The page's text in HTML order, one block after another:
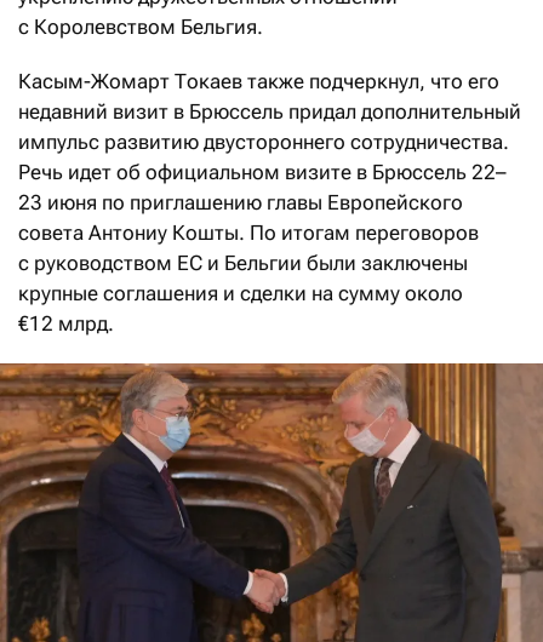
с Королевством Бельгия.
Касым-Жомарт Токаев также подчеркнул, что его
недавний визит в Брюссель придал дополнительный
импульс развитию двустороннего сотрудничества.
Речь идет об официальном визите в Брюссель 22–
23 июня по приглашению главы Европейского
совета Антониу Кошты. По итогам переговоров
с руководством ЕС и Бельгии были заключены
крупные соглашения и сделки на сумму около
€12 млрд.